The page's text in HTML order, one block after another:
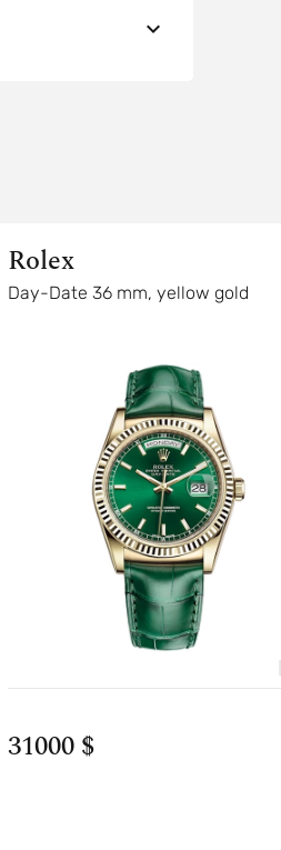
Rolex
Day-Date 36 mm, yellow gold
31000 $